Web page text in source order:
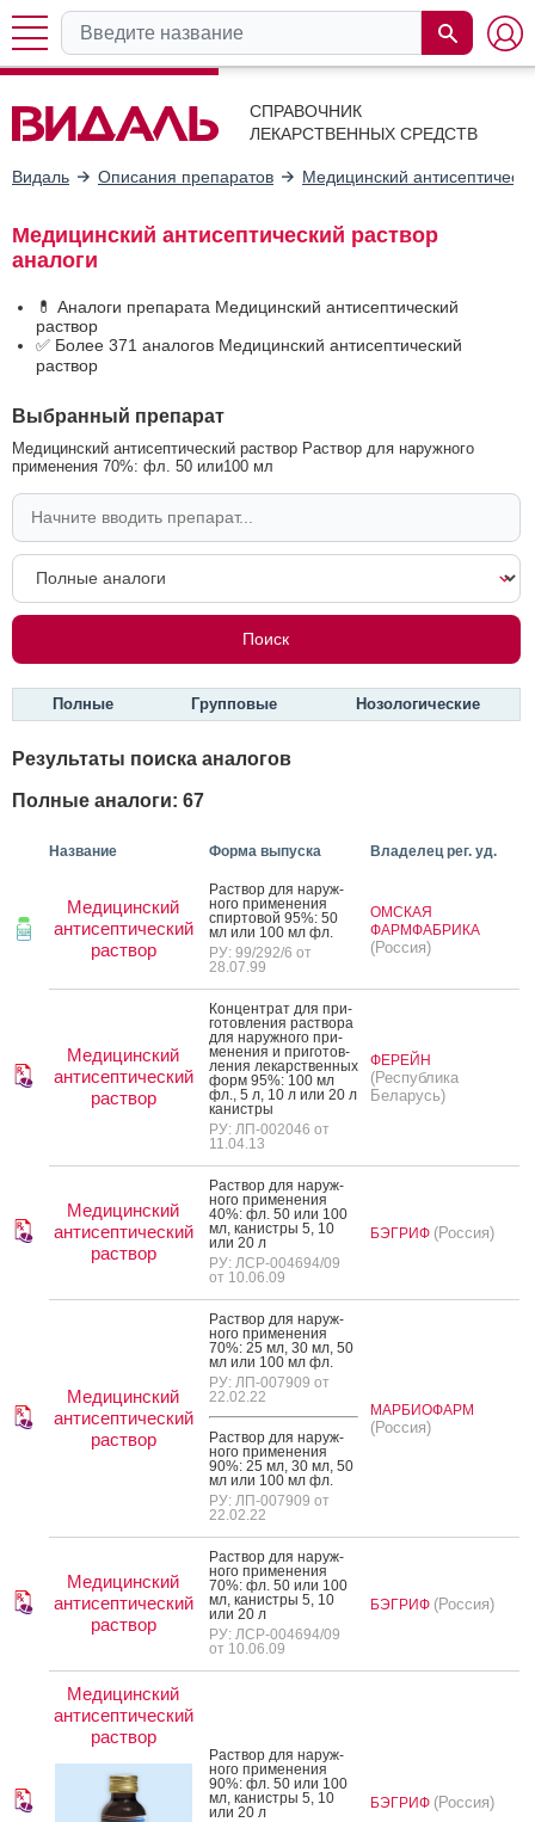
СПРАВОЧНИК
ЛЕКАРСТВЕННЫХ СРЕДСТВ
Видаль Описания препаратов Медицинский
Медицинский антисептический раствор
аналоги
💊 Аналоги препарата Медицинский антисептический
раствор
✅ Более 371 аналогов Медицинский антисептический
раствор
Выбранный препарат
Медицинский антисептический раствор Раствор для наружного
применения 70%: фл. 50 или100 мл
Полные Групповые Нозологические
Результаты поиска аналогов
Полные аналоги: 67
Название Форма выпуска Владелец рег. уд.
Медицинский
антисептический
раствор
Рас­твор для на­руж­
но­го при­мене­ния
спир­то­вой 95%: 50
мл или 100 мл фл.
РУ: 99/292/6 от
28.07.99
ОМСКАЯ
ФАРМФАБРИКА
(Россия)
Медицинский
антисептический
раствор
Кон­цен­трат для при­
готов­ле­ния рас­тво­ра
для на­руж­но­го при­
мене­ния и при­готов­
ле­ния ле­карс­твен­ных
форм 95%: 100 мл
фл., 5 л, 10 л или 20 л
ка­нис­тры
РУ: ЛП-002046 от
11.04.13
ФЕРЕЙН
(Республика
Беларусь)
Медицинский
антисептический
раствор
Рас­твор для на­руж­
но­го при­мене­ния
40%: фл. 50 или 100
мл, ка­нис­тры 5, 10
или 20 л
РУ: ЛСР-004694/09
от 10.06.09
БЭГРИФ (Россия)
Медицинский
антисептический
раствор
Рас­твор для на­руж­
но­го при­мене­ния
70%: 25 мл, 30 мл, 50
мл или 100 мл фл.
РУ: ЛП-007909 от
22.02.22
Рас­твор для на­руж­
но­го при­мене­ния
90%: 25 мл, 30 мл, 50
мл или 100 мл фл.
РУ: ЛП-007909 от
22.02.22
МАРБИОФАРМ
(Россия)
Медицинский
антисептический
раствор
Рас­твор для на­руж­
но­го при­мене­ния
70%: фл. 50 или 100
мл, ка­нис­тры 5, 10
или 20 л
РУ: ЛСР-004694/09
от 10.06.09
БЭГРИФ (Россия)
Медицинский
антисептический
раствор
Рас­твор для на­руж­
но­го при­мене­ния
90%: фл. 50 или 100
мл, ка­нис­тры 5, 10
или 20 л
БЭГРИФ (Россия)